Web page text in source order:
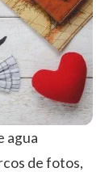
agua
de fotos,